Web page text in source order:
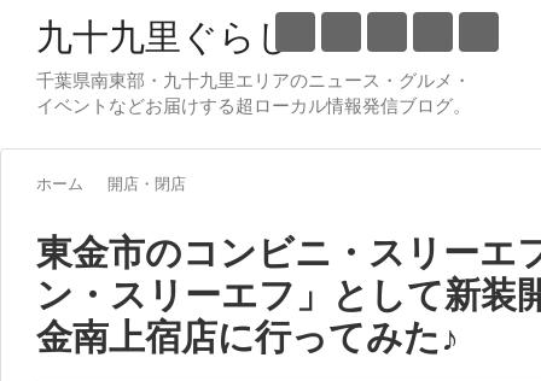
九十九里ぐらし
千葉県南東部・九十九里エリアのニュース・グルメ・
イベントなどお届けする超ローカル情報発信ブログ。
ホーム 開店・閉店
東金市のコンビニ・スリーエ
ン・スリーエフ」として新装
金南上宿店に行ってみた♪